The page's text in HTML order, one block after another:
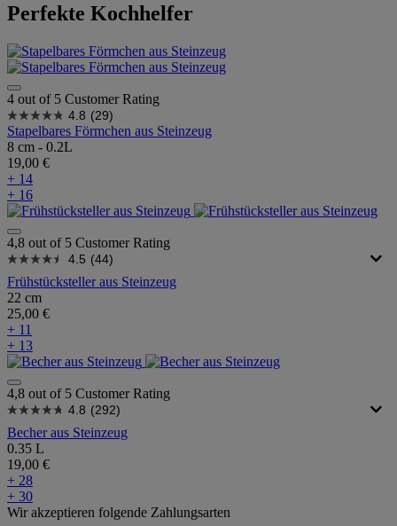
Perfekte Kochhelfer
4 out of 5 Customer Rating
4.8 (29)
Stapelbares Förmchen aus Steinzeug
8 cm - 0.2L
19,00 €
+ 14
+ 16
4,8 out of 5 Customer Rating
4.5 (44)
Frühstücksteller aus Steinzeug
22 cm
25,00 €
+ 11
+ 13
4,8 out of 5 Customer Rating
4.8 (292)
Becher aus Steinzeug
0.35 L
19,00 €
+ 28
+ 30
Wir akzeptieren folgende Zahlungsarten